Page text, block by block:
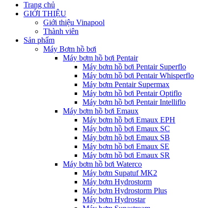
Trang chủ
GIỚI THIỆU
Giới thiệu Vinapool
Thành viên
Sản phẩm
Máy Bơm hồ bơi
Máy bơm hồ bơi Pentair
Máy bơm hồ bơi Pentair Superflo
Máy bơm hồ bơi Pentair Whisperflo
Máy bơm Pentair Supermax
Máy bơm hồ bơi Pentair Optiflo
Máy bơm hồ bơi Pentair Intelliflo
Máy bơm hồ bơi Emaux
Máy bơm hồ bơi Emaux EPH
Máy bơm hồ bơi Emaux SC
Máy bơm hồ bơi Emaux SB
Máy bơm hồ bơi Emaux SE
Máy bơm hồ bơi Emaux SR
Máy bơm hồ bơi Waterco
Máy bơm Supatuf MK2
Máy bơm Hydrostorm
Máy bơm Hydrostorm Plus
Máy bơm Hydrostar